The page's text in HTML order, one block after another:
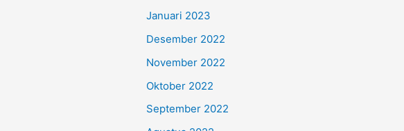
Januari 2023
Desember 2022
November 2022
Oktober 2022
September 2022